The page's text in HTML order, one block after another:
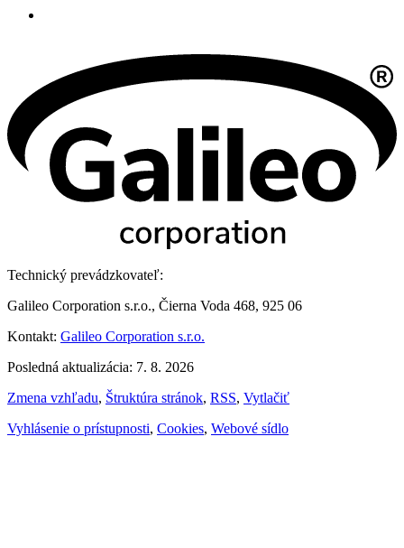
Technický prevádzkovateľ:
Galileo Corporation s.r.o., Čierna Voda 468, 925 06
Kontakt: Galileo Corporation s.r.o.
Posledná aktualizácia: 7. 8. 2026
Zmena vzhľadu, Štruktúra stránok, RSS, Vytlačiť
Vyhlásenie o prístupnosti, Cookies, Webové sídlo